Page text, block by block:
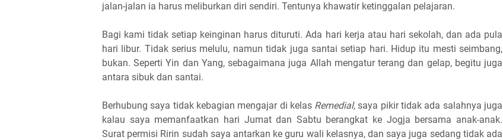
jalan-jalan ia harus meliburkan diri sendiri. Tentunya khawatir ketinggalan pelajaran.
Bagi kami tidak setiap keinginan harus dituruti. Ada hari kerja atau hari sekolah, dan ada pula
hari libur. Tidak serius melulu, namun tidak juga santai setiap hari. Hidup itu mesti seimbang,
bukan. Seperti Yin dan Yang, sebagaimana juga Allah mengatur terang dan gelap, begitu juga
antara sibuk dan santai.
Berhubung saya tidak kebagian mengajar di kelas Remedial, saya pikir tidak ada salahnya juga
kalau saya memanfaatkan hari Jumat dan Sabtu berangkat ke Jogja bersama anak-anak.
Surat permisi Ririn sudah saya antarkan ke guru wali kelasnya, dan saya juga sedang tidak ada